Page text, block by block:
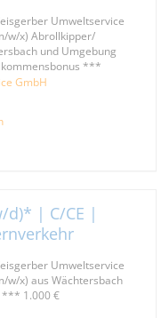
Umweltservice
w/x) Abrollkipper/
und Umgebung
***
GmbH
d)* | C/CE |
Umweltservice
w/x) aus Wächtersbach
*** 1.000 €